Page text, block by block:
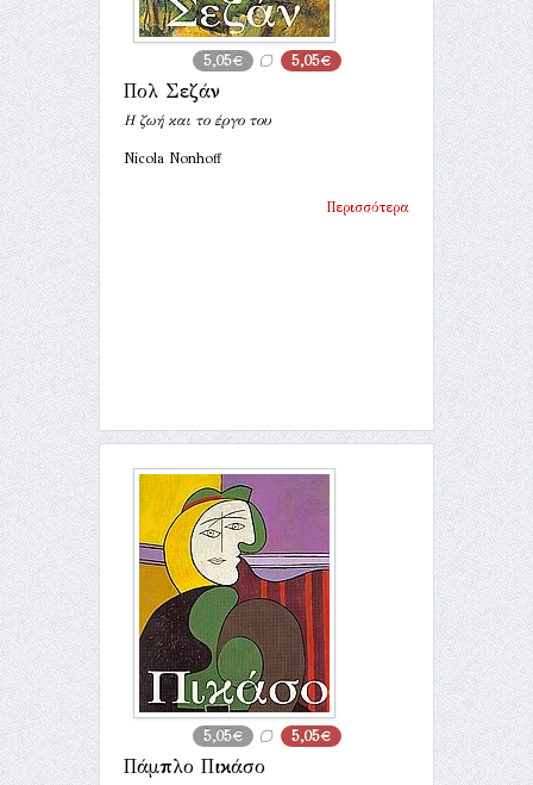
5,05€ 5,05€
Πολ Σεζάν
Η ζωή και το έργο του
Nicola Nonhoff
Περισσότερα
5,05€ 5,05€
Πάμπλο Πικάσο